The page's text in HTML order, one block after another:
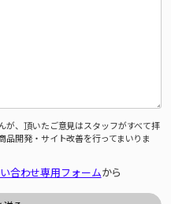
が、頂いたご意見はスタッフがすべて拝
品開発・サイト改善を行ってまいりま
合わせ専用フォームから